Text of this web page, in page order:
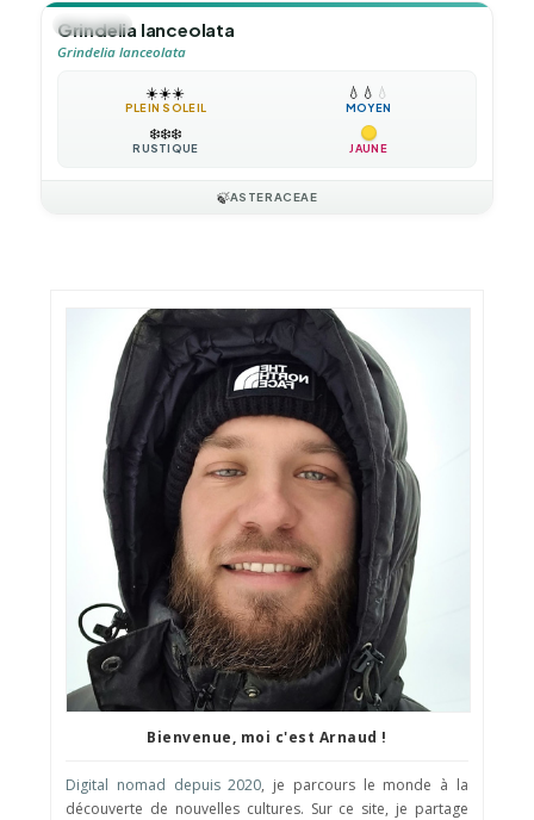
🪴VIVACE
Grindelia lanceolata
Grindelia lanceolata
☀️☀️☀️
PLEIN SOLEIL
💧 💧 💧
MOYEN
❄️❄️❄️
RUSTIQUE JAUNE
🍃ASTERACEAE
Bienvenue, moi c'est Arnaud !
Digital nomad depuis 2020, je parcours le monde à la
découverte de nouvelles cultures. Sur ce site, je partage